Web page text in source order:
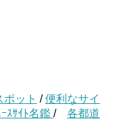
ポット /便利なサイ
ｽｻｲﾄ名鑑 / 各都道